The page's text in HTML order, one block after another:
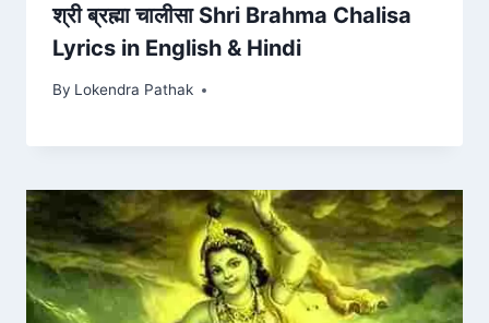
श्री ब्रह्मा चालीसा Shri Brahma Chalisa
Lyrics in English & Hindi
By Lokendra Pathak